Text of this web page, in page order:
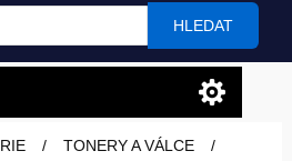
HLEDAT
/ TONERY A VÁLCE
/